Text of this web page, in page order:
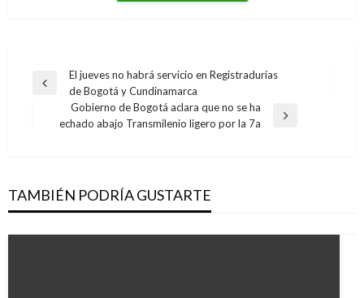
Navegación
entradas
Entrada
El jueves no habrá servicio en Registradurías
de Bogotá y Cundinamarca
Entrada
Gobierno de Bogotá aclara que no se ha
echado abajo Transmilenio ligero por la 7a
TAMBIÉN PODRÍA GUSTARTE